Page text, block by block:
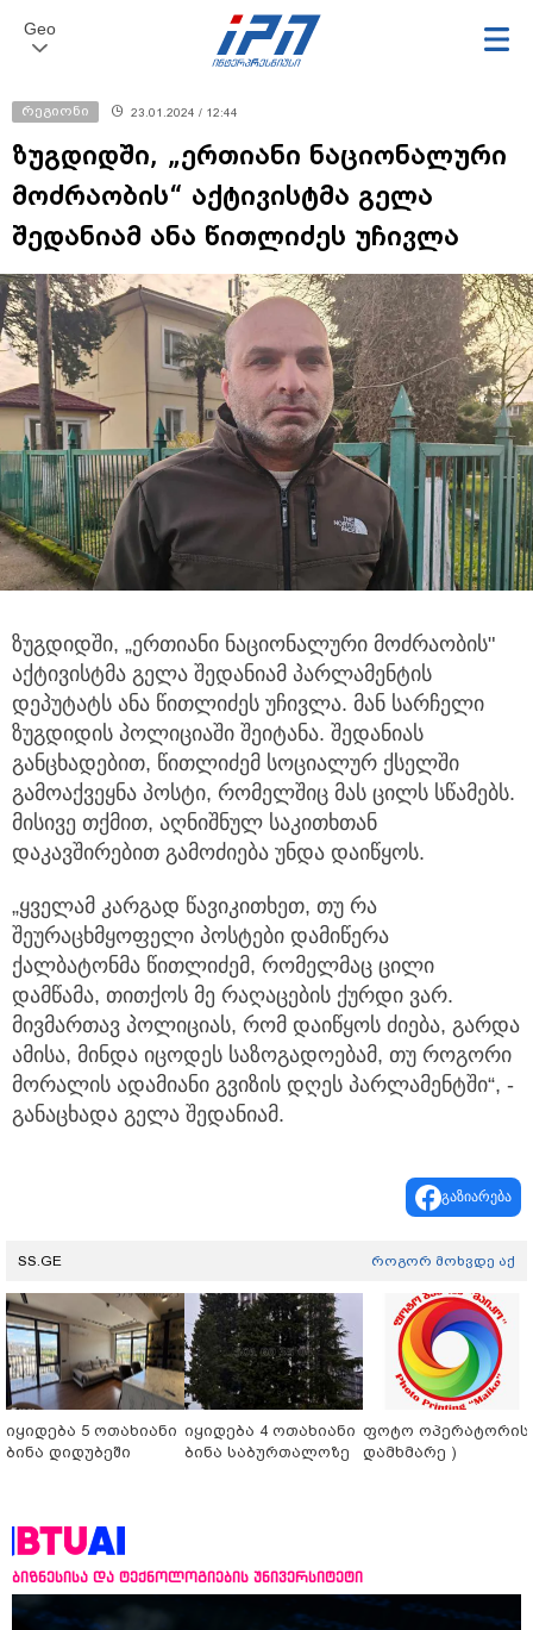
Geo
რეგიონი 23.01.2024 / 12:44
ზუგდიდში, „ერთიანი ნაციონალური
მოძრაობის“ აქტივისტმა გელა
შედანიამ ანა წითლიძეს უჩივლა
ზუგდიდში, „ერთიანი ნაციონალური მოძრაობის"
აქტივისტმა გელა შედანიამ პარლამენტის
დეპუტატს ანა წითლიძეს უჩივლა. მან სარჩელი
ზუგდიდის პოლიციაში შეიტანა. შედანიას
განცხადებით, წითლიძემ სოციალურ ქსელში
გამოაქვეყნა პოსტი, რომელშიც მას ცილს სწამებს.
მისივე თქმით, აღნიშნულ საკითხთან
დაკავშირებით გამოძიება უნდა დაიწყოს.
„ყველამ კარგად წავიკითხეთ, თუ რა
შეურაცხმყოფელი პოსტები დამიწერა
ქალბატონმა წითლიძემ, რომელმაც ცილი
დამწამა, თითქოს მე რაღაცების ქურდი ვარ.
მივმართავ პოლიციას, რომ დაიწყოს ძიება, გარდა
ამისა, მინდა იცოდეს საზოგადოებამ, თუ როგორი
მორალის ადამიანი გვიზის დღეს პარლამენტში“, -
განაცხადა გელა შედანიამ.
გაზიარება
SS.GE როგორ მოხვდე აქ
იყიდება 5 ოთახიანი
ბინა დიდუბეში
იყიდება 4 ოთახიანი
ბინა საბურთალოზე
ფოტო ოპერატორის
დამხმარე )
ბიზნესისა და ტექნოლოგიების უნივერსიტეტი